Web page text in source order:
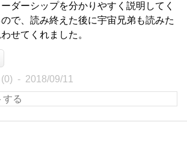
ダーシップを分かりやすく説明してく
で、読み終えた後に宇宙兄弟も読みた
せてくれました。
2018/09/11